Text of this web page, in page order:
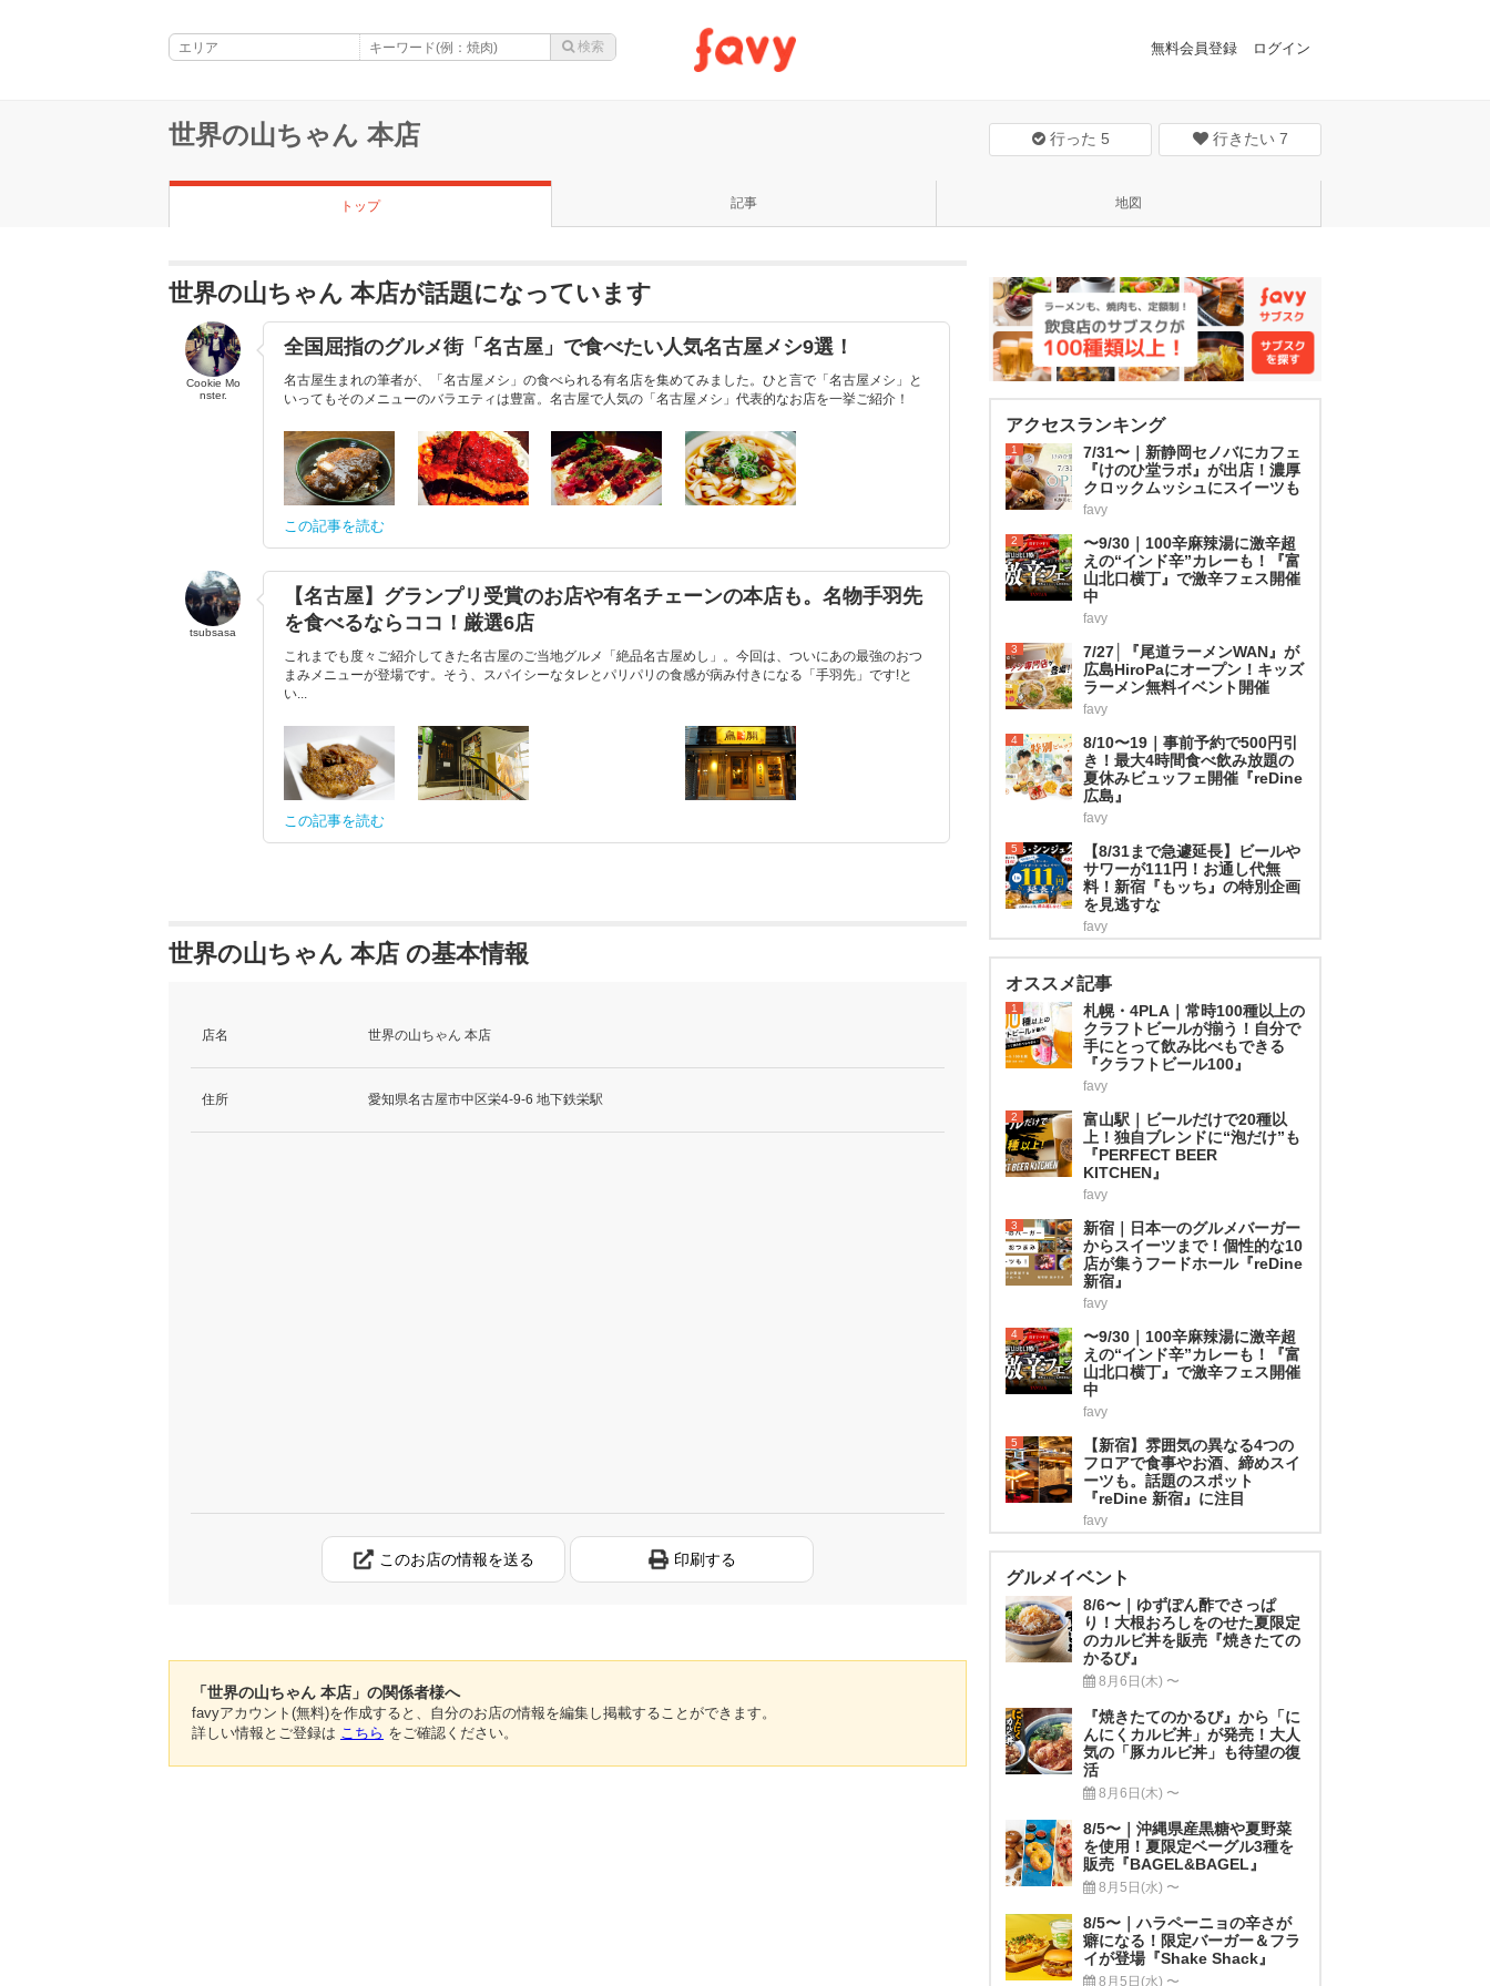
無料会員登録 ログイン
世界の山ちゃん 本店 行った 5 行きたい 7
トップ 記事 地図
世界の山ちゃん 本店が話題になっています
Cookie Mo
nster.
全国屈指のグルメ街「名古屋」で食べたい人気名古屋メシ9選！
名古屋生まれの筆者が、「名古屋メシ」の食べられる有名店を集めてみました。ひと言で「名古屋メシ」と
いってもそのメニューのバラエティは豊富。名古屋で人気の「名古屋メシ」代表的なお店を一挙ご紹介！
この記事を読む
tsubsasa
【名古屋】グランプリ受賞のお店や有名チェーンの本店も。名物手羽先
を食べるならココ！厳選6店
これまでも度々ご紹介してきた名古屋のご当地グルメ「絶品名古屋めし」。今回は、ついにあの最強のおつ
まみメニューが登場です。そう、スパイシーなタレとパリパリの食感が病み付きになる「手羽先」です!と
い...
この記事を読む
世界の山ちゃん 本店 の基本情報
店名 世界の山ちゃん 本店
住所 愛知県名古屋市中区栄4-9-6 地下鉄栄駅
このお店の情報を送る 印刷する
「世界の山ちゃん 本店」の関係者様へ
favyアカウント(無料)を作成すると、自分のお店の情報を編集し掲載することができます。
詳しい情報とご登録は こちら をご確認ください。
アクセスランキング
1
7/31〜｜新静岡セノバにカフェ
『けのひ堂ラボ』が出店！濃厚
クロックムッシュにスイーツも
favy
2
〜9/30｜100辛麻辣湯に激辛超
えの“インド辛”カレーも！『富
山北口横丁』で激辛フェス開催
中
favy
3
7/27│『尾道ラーメンWAN』が
広島HiroPaにオープン！キッズ
ラーメン無料イベント開催
favy
4
8/10〜19｜事前予約で500円引
き！最大4時間食べ飲み放題の
夏休みビュッフェ開催『reDine
広島』
favy
5
【8/31まで急遽延長】ビールや
サワーが111円！お通し代無
料！新宿『もッち』の特別企画
を見逃すな
favy
オススメ記事
1
札幌・4PLA｜常時100種以上の
クラフトビールが揃う！自分で
手にとって飲み比べもできる
『クラフトビール100』
favy
2
富山駅｜ビールだけで20種以
上！独自ブレンドに“泡だけ”も
『PERFECT BEER
KITCHEN』
favy
3
新宿｜日本一のグルメバーガー
からスイーツまで！個性的な10
店が集うフードホール『reDine
新宿』
favy
4
〜9/30｜100辛麻辣湯に激辛超
えの“インド辛”カレーも！『富
山北口横丁』で激辛フェス開催
中
favy
5
【新宿】雰囲気の異なる4つの
フロアで食事やお酒、締めスイ
ーツも。話題のスポット
『reDine 新宿』に注目
favy
グルメイベント
8/6〜｜ゆずぽん酢でさっぱ
り！大根おろしをのせた夏限定
のカルビ丼を販売『焼きたての
かるび』
8月6日(木) 〜
『焼きたてのかるび』から「に
んにくカルビ丼」が発売！大人
気の「豚カルビ丼」も待望の復
活
8月6日(木) 〜
8/5〜｜沖縄県産黒糖や夏野菜
を使用！夏限定ベーグル3種を
販売『BAGEL&BAGEL』
8月5日(水) 〜
8/5〜｜ハラペーニョの辛さが
癖になる！限定バーガー＆フラ
イが登場『Shake Shack』
8月5日(水) 〜